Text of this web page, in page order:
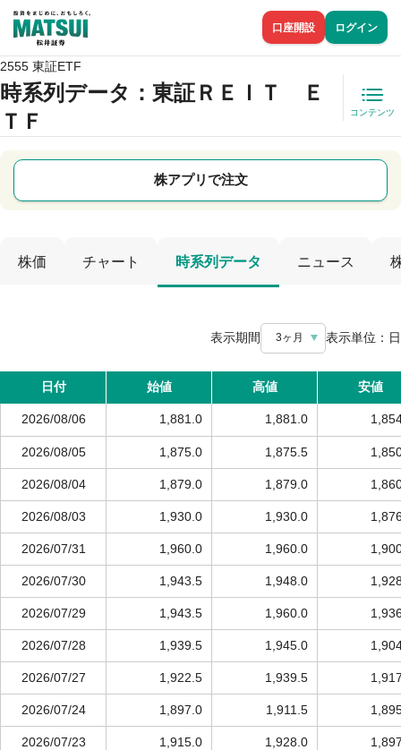
口座開設 ログイン
2555 東証ETF
時系列データ ：東証ＲＥＩＴ Ｅ
ＴＦ
コンテンツ
株アプリで注文
株価 チャート 時系列データ ニュース
表示期間 3ヶ月 表示単位： 日
日付 始値 高値 安値
2026/08/06 1,881.0 1,881.0
2026/08/05 1,875.0 1,875.5
2026/08/04 1,879.0 1,879.0
2026/08/03 1,930.0 1,930.0
2026/07/31 1,960.0 1,960.0
2026/07/30 1,943.5 1,948.0
2026/07/29 1,943.5 1,960.0
2026/07/28 1,939.5 1,945.0
2026/07/27 1,922.5 1,939.5
2026/07/24 1,897.0 1,911.5
2026/07/23 1,915.0 1,928.0